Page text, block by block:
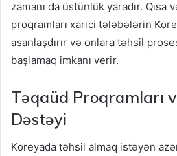
zamanı da üstünlük yaradır.
proqramları xarici tələbələrin
asanlaşdırır və onlara təhsil
başlamaq imkanı verir.
Təqaüd Proqramları
Dəstəyi
Koreyada təhsil almaq istəyən